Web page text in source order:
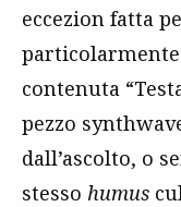
eccezion fatta
contenuta
pezzo
dall’ascolto, o
stesso humus